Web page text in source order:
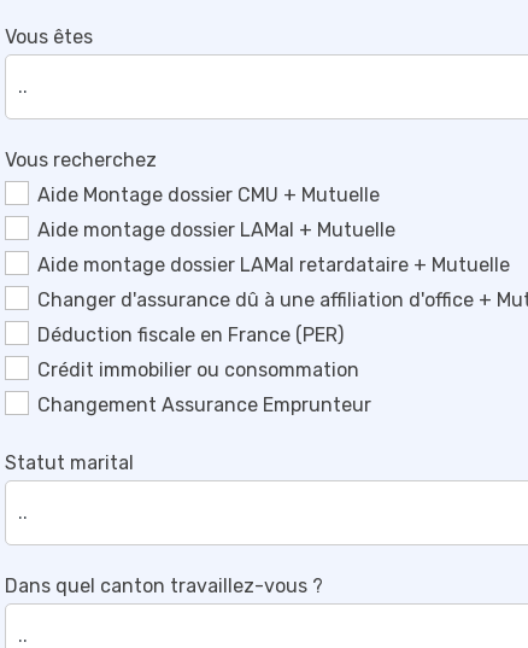
Vous êtes
Vous recherchez
Aide Montage dossier CMU + Mutuelle
Aide montage dossier LAMal + Mutuelle
Aide montage dossier LAMal retardataire + Mutuelle
Changer d'assurance dû à une affiliation d'office +
Déduction fiscale en France (PER)
Crédit immobilier ou consommation
Changement Assurance Emprunteur
Statut marital
Dans quel canton travaillez-vous ?